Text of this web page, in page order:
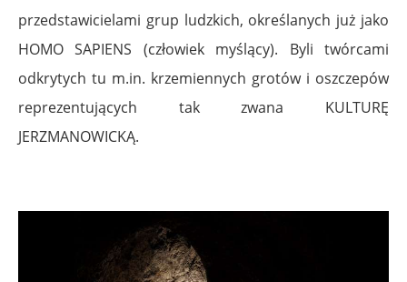
przedstawicielami grup ludzkich, określanych już jako
HOMO SAPIENS (człowiek myślący). Byli twórcami
odkrytych tu m.in. krzemiennych grotów i oszczepów
reprezentujących tak zwana KULTURĘ
JERZMANOWICKĄ.